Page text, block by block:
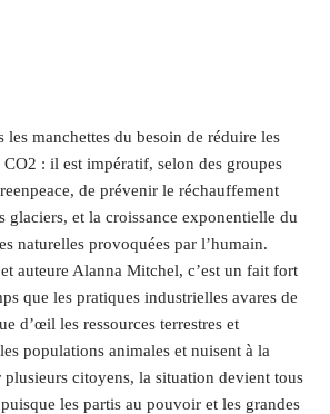
les manchettes du besoin de réduire les
: il est impératif, selon des groupes
de prévenir le réchauffement
glaciers, et la croissance exponentielle du
naturelles provoquées par l’humain.
auteure Alanna Mitchel, c’est un fait fort
que les pratiques industrielles avares de
d’œil les ressources terrestres et
populations animales et nuisent à la
plusieurs citoyens, la situation devient tous
les partis au pouvoir et les grandes